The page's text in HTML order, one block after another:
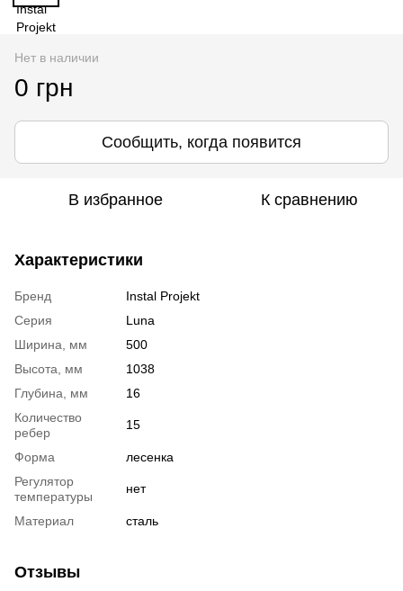
Нет в наличии
0 грн
Сообщить, когда появится
В избранное К сравнению
Характеристики
Бренд
Instal Projekt
Серия
Luna
Ширина, мм
500
Высота, мм
1038
Глубина, мм
16
Количество
ребер
15
Форма
лесенка
Регулятор
температуры
нет
Материал сталь
Отзывы